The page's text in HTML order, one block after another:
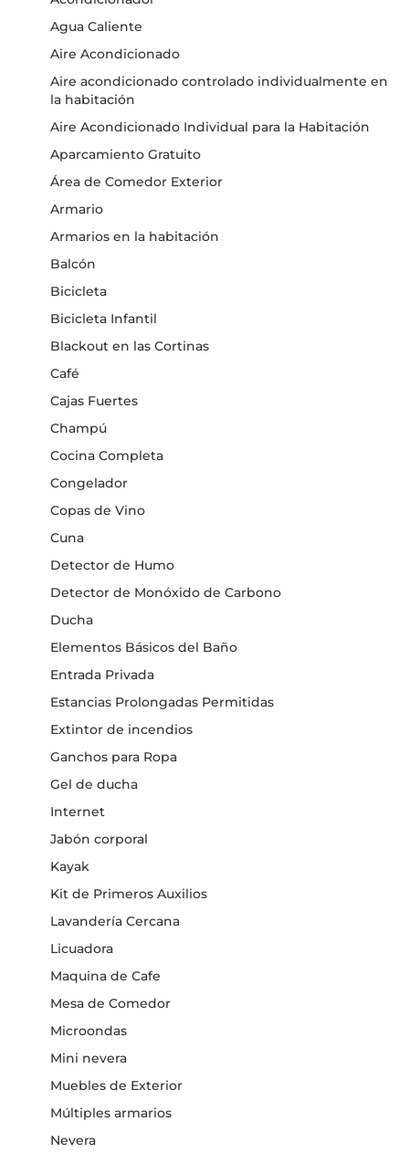
Agua Caliente
Aire Acondicionado
Aire acondicionado controlado individualmente en
la habitación
Aire Acondicionado Individual para la Habitación
Aparcamiento Gratuito
Área de Comedor Exterior
Armario
Armarios en la habitación
Balcón
Bicicleta
Bicicleta Infantil
Blackout en las Cortinas
Café
Cajas Fuertes
Champú
Cocina Completa
Congelador
Copas de Vino
Cuna
Detector de Humo
Detector de Monóxido de Carbono
Ducha
Elementos Básicos del Baño
Entrada Privada
Estancias Prolongadas Permitidas
Extintor de incendios
Ganchos para Ropa
Gel de ducha
Internet
Jabón corporal
Kayak
Kit de Primeros Auxilios
Lavandería Cercana
Licuadora
Maquina de Cafe
Mesa de Comedor
Microondas
Mini nevera
Muebles de Exterior
Múltiples armarios
Nevera